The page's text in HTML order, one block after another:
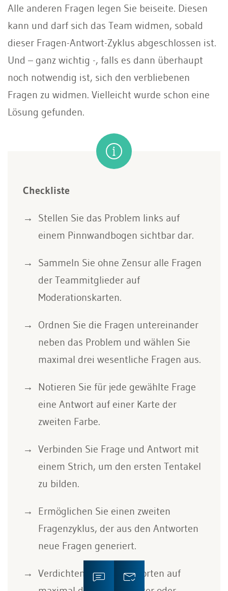
Alle anderen Fragen legen Sie beiseite. Diesen
kann und darf sich das Team widmen, sobald
dieser Fragen-Antwort-Zyklus abgeschlossen ist.
Und – ganz wichtig -, falls es dann überhaupt
noch notwendig ist, sich den verbliebenen
Fragen zu widmen. Vielleicht wurde schon eine
Lösung gefunden.
Checkliste
Stellen Sie das Problem links auf
einem Pinnwandbogen sichtbar dar.
Sammeln Sie ohne Zensur alle Fragen
der Teammitglieder auf
Moderationskarten.
Ordnen Sie die Fragen untereinander
neben das Problem und wählen Sie
maximal drei wesentliche Fragen aus.
Notieren Sie für jede gewählte Frage
eine Antwort auf einer Karte der
zweiten Farbe.
Verbinden Sie Frage und Antwort mit
einem Strich, um den ersten Tentakel
zu bilden.
Ermöglichen Sie einen zweiten
Fragenzyklus, der aus den Antworten
neue Fragen generiert.
Verdichten Sie die Antworten auf